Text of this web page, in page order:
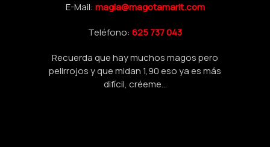
E-Mail: magia@magotamarit.com
Teléfono: 625 737 043
Recuerda que hay muchos magos pero
pelirrojos y que midan 1,90 eso ya es más
difícil, créeme...